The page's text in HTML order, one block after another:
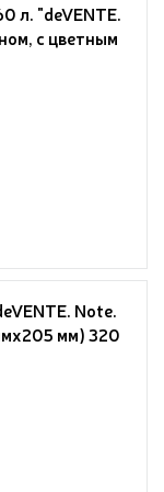
л. "deVENTE.
с цветным
печать,
Note.
мм) 320
печать в
из
в